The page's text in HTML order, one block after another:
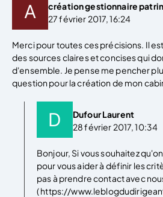
création gestionnaire
27 février 2017, 16:24
Merci pour toutes ces précisions. Il
des sources claires et concises qui
d'ensemble. Je pense me pencher
question pour la création de mon
Dufour Laurent
28 février 2017, 10:34
Bonjour, Si vous souhaitez
pour vous aider à définir les
pas à prendre contact avec
( https://